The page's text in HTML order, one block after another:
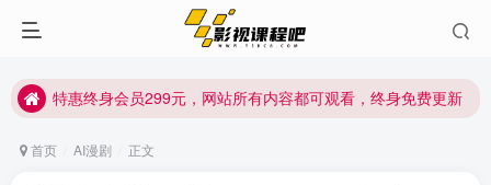
特惠终身会员299元，网站所有内容都可观看，终身免费更新
特惠终身会员299元，网站所有内容都可观看，终身免费更新
首页 AI漫剧 正文